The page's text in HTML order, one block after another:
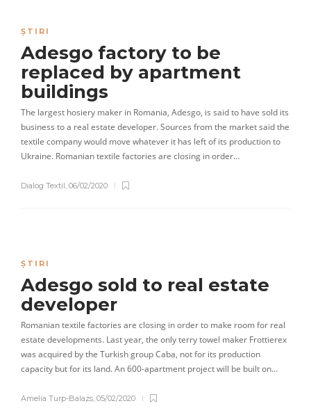
ȘTIRI
Adesgo factory to be
replaced by apartment
buildings
The largest hosiery maker in Romania, Adesgo, is said to have sold its
business to a real estate developer. Sources from the market said the
textile company would move whatever it has left of its production to
Ukraine. Romanian textile factories are closing in order…
Dialog Textil, 06/02/2020
ȘTIRI
Adesgo sold to real estate
developer
Romanian textile factories are closing in order to make room for real
estate developments. Last year, the only terry towel maker Frottierex
was acquired by the Turkish group Caba, not for its production
capacity but for its land. An 600-apartment project will be built on…
Amelia Turp-Balazs, 05/02/2020